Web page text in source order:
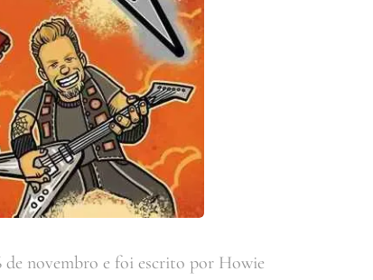
de novembro e foi escrito por Howie